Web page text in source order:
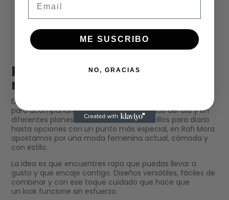
Ropa de mujer elegante y
moderna para cada ocasión
En nuestra tienda online reunimos prendas pensadas
para acompañarte en distintos momentos del día y en
diferentes planes. Desde looks más sencillos para diario
hasta opciones con un punto más especial, en Rafi Mora
apostamos por una moda femenina actual, cómoda y
con estilo.
La idea es que encuentres ropa que puedas llevar a
gusto y que encaje contigo. Diseños versátiles, fáciles de
combinar y con ese toque cuidado que hace que
un look funcione sin esfuerzo.
ME SUSCRIBO
NO, GRACIAS